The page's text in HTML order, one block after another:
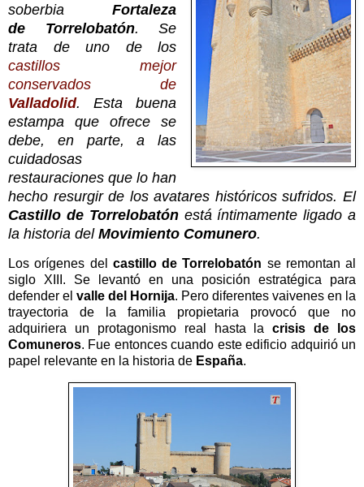
soberbia Fortaleza
de
Torrelobatón. Se
trata de uno de los
castillos mejor
conservados de
Valladolid. Esta buena
estampa que ofrece se
debe, en parte, a las
cuidadosas
restauraciones que lo han
hecho resurgir de los avatares históricos sufridos. El
Castillo de Torrelobatónestá íntimamente ligado a
la historia del Movimiento Comunero.
Los orígenes del castillo de Torrelobatón se remontan al
siglo XIII. Se levantó en una posición estratégica para
defender el valle del Hornija. Pero diferentes vaivenes en la
trayectoria de la familia propietaria provocó que no
adquiriera un protagonismo real hasta lacrisis de los
Comuneros. Fue entonces cuando este edificio adquirió un
papel relevante en la historia de España.